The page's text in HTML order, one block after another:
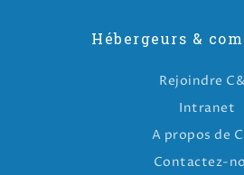
Hébergeurs &
Rejoindre
Intranet
A propos de
Contactez-